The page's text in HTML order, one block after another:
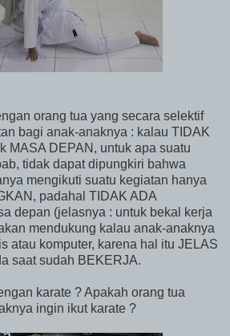
orang tua yang secara selektif
bagi anak-anaknya : kalau TIDAK
MASA DEPAN, untuk apa suatu
tidak dapat dipungkiri bahwa
mengikuti suatu kegiatan hanya
padahal TIDAK ADA
depan (jelasnya : untuk bekal kerja
mendukung kalau anak-anaknya
atau komputer, karena hal itu JELAS
saat sudah BEKERJA.
karate ? Apakah orang tua
ingin ikut karate ?